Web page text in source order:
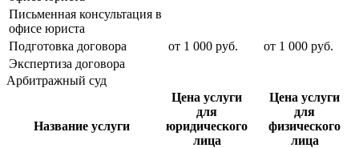
Письменная консультация в
офисе юриста
Подготовка договора
от 1 000 руб. от 1 000 руб.
Экспертиза договора
Арбитражный суд
Название услуги
Цена услуги
для
юридического
лица
Цена услуги
для
физического
лица